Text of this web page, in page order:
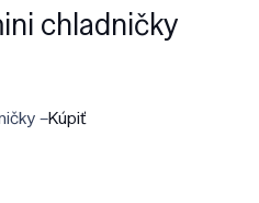
chladničky
–Kúpiť